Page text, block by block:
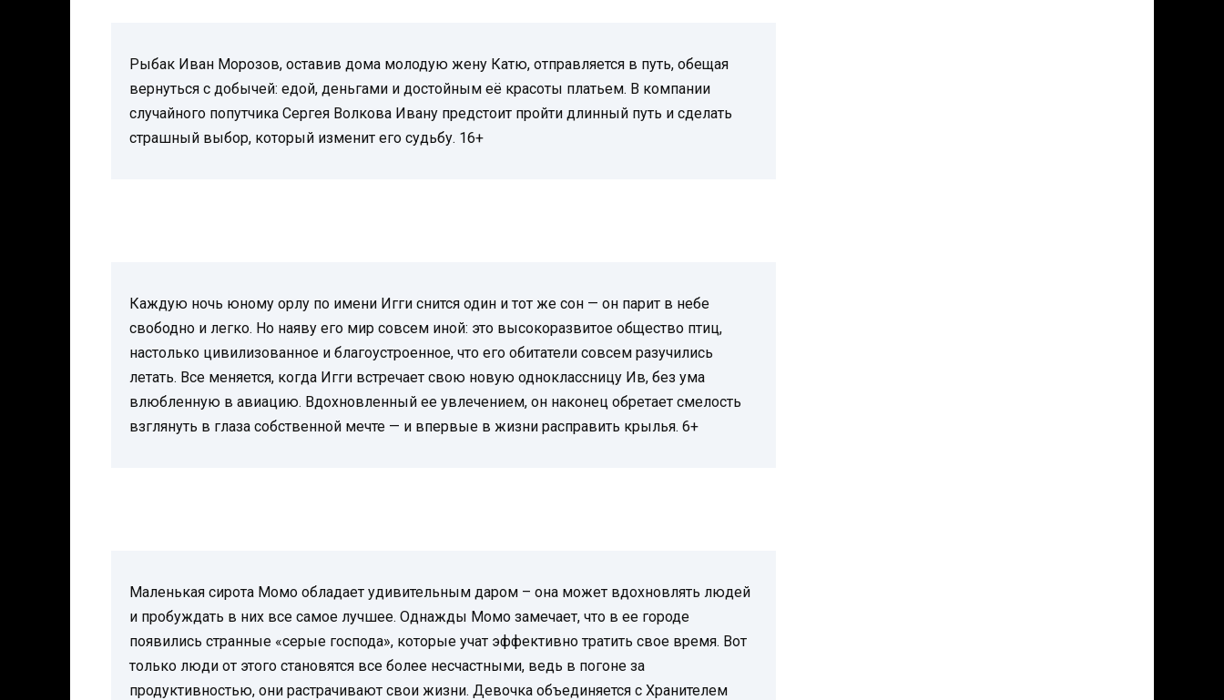
Рыбак Иван Морозов, оставив дома молодую жену Катю, отправляется в путь, обещая
вернуться с добычей: едой, деньгами и достойным её красоты платьем. В компании
случайного попутчика Сергея Волкова Ивану предстоит пройти длинный путь и сделать
страшный выбор, который изменит его судьбу. 16+
Каждую ночь юному орлу по имени Игги снится один и тот же сон — он парит в небе
свободно и легко. Но наяву его мир совсем иной: это высокоразвитое общество птиц,
настолько цивилизованное и благоустроенное, что его обитатели совсем разучились
летать. Все меняется, когда Игги встречает свою новую одноклассницу Ив, без ума
влюбленную в авиацию. Вдохновленный ее увлечением, он наконец обретает смелость
взглянуть в глаза собственной мечте — и впервые в жизни расправить крылья. 6+
Маленькая сирота Момо обладает удивительным даром – она может вдохновлять людей
и пробуждать в них все самое лучшее. Однажды Момо замечает, что в ее городе
появились странные «серые господа», которые учат эффективно тратить свое время. Вот
только люди от этого становятся все более несчастными, ведь в погоне за
продуктивностью, они растрачивают свои жизни. Девочка объединяется с Хранителем